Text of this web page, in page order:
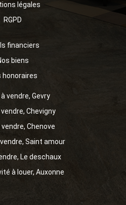
légales
RGPD
financiers
biens
honoraires
vendre, Gevry
Chevigny
Chenove
Saint amour
Le deschaux
à louer, Auxonne